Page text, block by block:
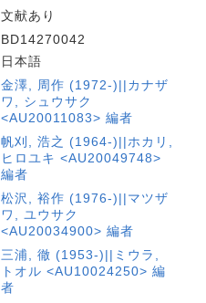
文献あり
BD14270042
日本語
金澤, 周作 (1972-)||カナザ
ワ, シュウサク
<AU20011083> 編者
帆刈, 浩之 (1964-)||ホカリ,
ヒロユキ <AU20049748>
編者
松沢, 裕作 (1976-)||マツザ
ワ, ユウサク
<AU20034900> 編者
三浦, 徹 (1953-)||ミウラ,
トオル <AU10024250> 編
者